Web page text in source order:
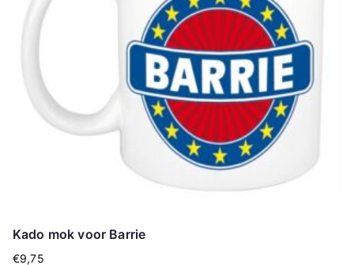
Kado mok voor Barrie
€9,75